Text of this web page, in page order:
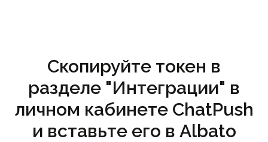
Скопируйте токен в
разделе "Интеграции" в
личном кабинете ChatPush
и вставьте его в Albato